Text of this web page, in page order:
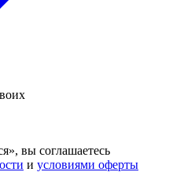
», вы соглашаетесь
и условиями оферты